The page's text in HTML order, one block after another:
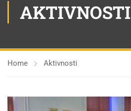
AKTIVNOSTI
Home Aktivnosti